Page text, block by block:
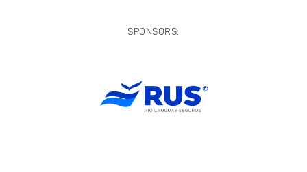
SPONSORS: